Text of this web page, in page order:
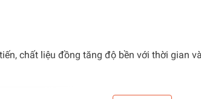
chất liệu đồng tăng độ bền với thời gian